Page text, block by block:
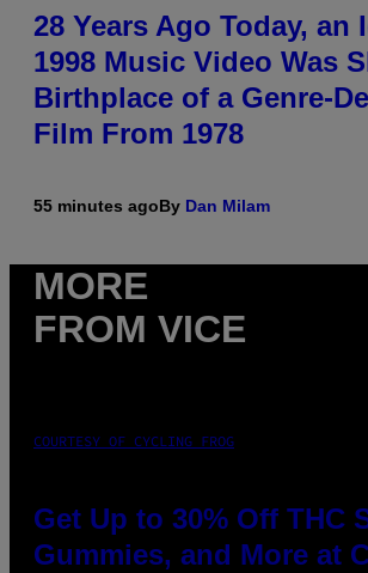
28 Years Ago Today, an
1998 Music Video Was
Birthplace of a Genre-
Film From 1978
55 minutes agoBy Dan Milam
MORE
FROM VICE
COURTESY OF CYCLING FROG
Get Up to 30% Off THC
Gummies, and More at